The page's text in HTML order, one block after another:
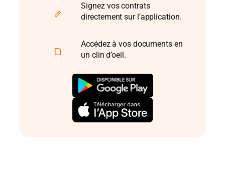
Signez vos contrats
directement sur l’application.
Accédez à vos documents en
un clin d’oeil.